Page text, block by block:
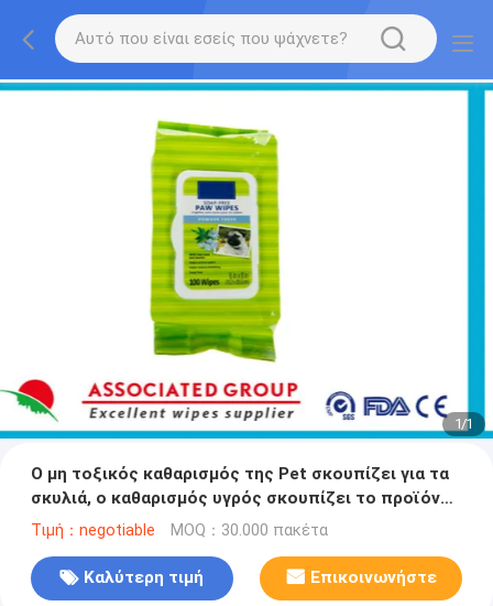
1/1
Ο μη τοξικός καθαρισμός της Pet σκουπίζει για τα
σκυλιά, ο καθαρισμός υγρός σκουπίζει το προϊόν
μίας χρήσης
Τιμή：negotiable MOQ：30.000 πακέτα
Καλύτερη τιμή Επικοινωνήστε